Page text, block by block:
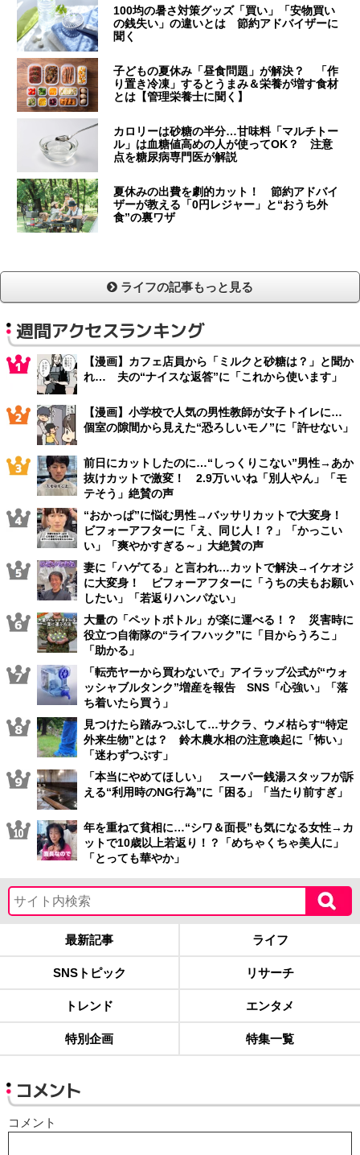
100均の暑さ対策グッズ「買い」「安物買い
の銭失い」の違いとは 節約アドバイザーに
聞く
子どもの夏休み「昼食問題」が解決？ 「作
り置き冷凍」するとうまみ＆栄養が増す食材
とは【管理栄養士に聞く】
カロリーは砂糖の半分…甘味料「マルチトー
ル」は血糖値高めの人が使ってOK？ 注意
点を糖尿病専門医が解説
夏休みの出費を劇的カット！ 節約アドバイ
ザーが教える「0円レジャー」と“おうち外
食”の裏ワザ
ライフの記事もっと見る
週間アクセスランキング
【漫画】カフェ店員から「ミルクと砂糖は？」と聞か
れ… 夫の“ナイスな返答”に「これから使います」
【漫画】小学校で人気の男性教師が女子トイレに…
個室の隙間から見えた“恐ろしいモノ”に「許せない」
前日にカットしたのに…“しっくりこない”男性→あか
抜けカットで激変！ 2.9万いいね「別人やん」「モ
テそう」絶賛の声
“おかっぱ”に悩む男性→バッサリカットで大変身！
ビフォーアフターに「え、同じ人！？」「かっこい
い」「爽やかすぎる～」大絶賛の声
妻に「ハゲてる」と言われ…カットで解決→イケオジ
に大変身！ ビフォーアフターに「うちの夫もお願い
したい」「若返りハンパない」
大量の「ペットボトル」が楽に運べる！？ 災害時に
役立つ自衛隊の“ライフハック”に「目からうろこ」
「助かる」
「転売ヤーから買わないで」アイラップ公式が“ウォ
ッシャブルタンク”増産を報告 SNS「心強い」「落
ち着いたら買う」
見つけたら踏みつぶして…サクラ、ウメ枯らす“特定
外来生物”とは？ 鈴木農水相の注意喚起に「怖い」
「迷わずつぶす」
「本当にやめてほしい」 スーパー銭湯スタッフが訴
える“利用時のNG行為”に「困る」「当たり前すぎ」
年を重ねて貧相に…“シワ＆面長”も気になる女性→カ
ットで10歳以上若返り！？「めちゃくちゃ美人に」
「とっても華やか」
最新記事 ライフ
SNSトピック リサーチ
トレンド エンタメ
特別企画 特集一覧
コメント
コメント